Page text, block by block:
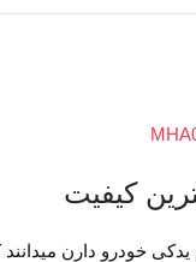
یدکی خودرو دارن